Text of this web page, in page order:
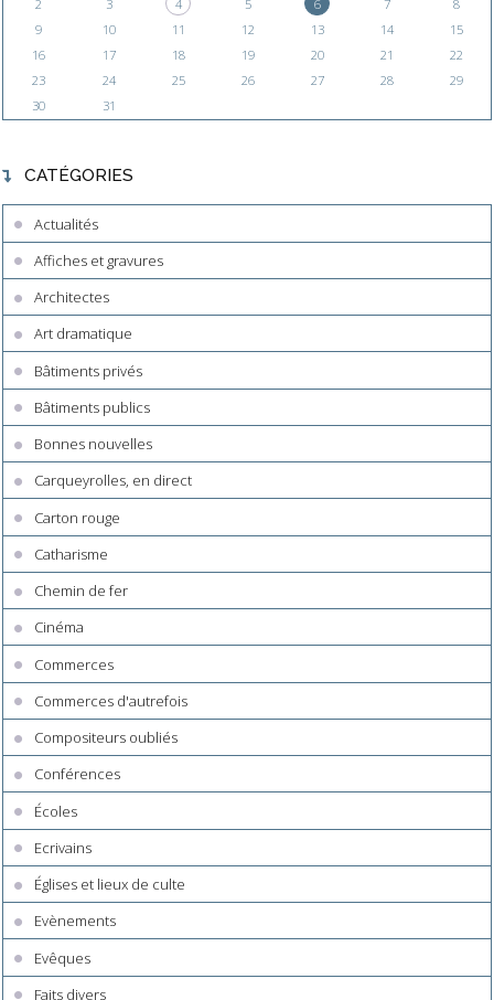
2
3 4 5 6 7
8
9
10 11 12 13 14
15
16
17 18 19 20 21
22
23
24 25 26 27 28
29
30
31
CATÉGORIES
Actualités
Affiches et gravures
Architectes
Art dramatique
Bâtiments privés
Bâtiments publics
Bonnes nouvelles
Carqueyrolles, en direct
Carton rouge
Catharisme
Chemin de fer
Cinéma
Commerces
Commerces d'autrefois
Compositeurs oubliés
Conférences
Écoles
Ecrivains
Églises et lieux de culte
Evènements
Evêques
Faits divers